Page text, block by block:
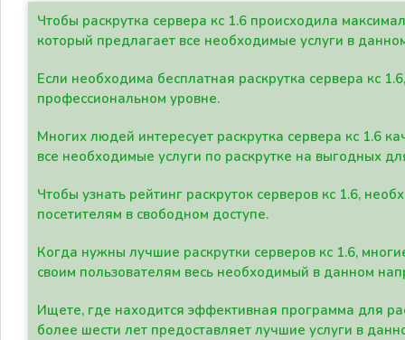
Чтобы раскрутка сервера кс 1.6 происходила
который предлагает все необходимые услуги в
Если необходима бесплатная раскрутка сервера кс
профессиональном уровне.
Многих людей интересует раскрутка сервера кс 1.6
все необходимые услуги по раскрутке на выгодных
Чтобы узнать рейтинг раскруток серверов кс 1.6,
посетителям в свободном доступе.
Когда нужны лучшие раскрутки серверов кс 1.6,
своим пользователям весь необходимый в данном
Ищете, где находится эффективная программа для
более шести лет предоставляет лучшие услуги в